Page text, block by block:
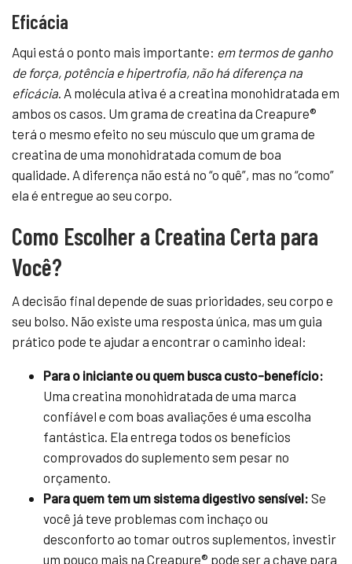
Eficácia
Aqui está o ponto mais importante: em termos de ganho
de força, potência e hipertrofia, não há diferença na
eficácia . A molécula ativa é a creatina monohidratada em
ambos os casos. Um grama de creatina da Creapure®
terá o mesmo efeito no seu músculo que um grama de
creatina de uma monohidratada comum de boa
qualidade. A diferença não está no “o quê”, mas no “como”
ela é entregue ao seu corpo.
Como Escolher a Creatina Certa para
Você?
A decisão final depende de suas prioridades, seu corpo e
seu bolso. Não existe uma resposta única, mas um guia
prático pode te ajudar a encontrar o caminho ideal:
Para o iniciante ou quem busca custo-benefício:
Uma creatina monohidratada de uma marca
confiável e com boas avaliações é uma escolha
fantástica. Ela entrega todos os benefícios
comprovados do suplemento sem pesar no
orçamento.
Para quem tem um sistema digestivo sensível: Se
você já teve problemas com inchaço ou
desconforto ao tomar outros suplementos, investir
um pouco mais na Creapure® pode ser a chave para